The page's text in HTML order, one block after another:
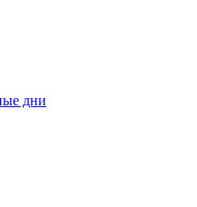
дни